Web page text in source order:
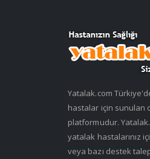
Yatalak.com
hastalar için sunulan
platformudur.
yatalak hastalarınız
veya bazı destek